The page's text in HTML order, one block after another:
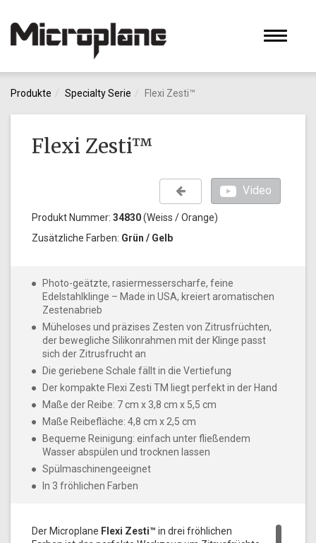
Toggle
Produkte Specialty Serie Flexi Zesti™
Flexi Zesti™
Video
Produkt Nummer: 34830(Weiss / Orange)
Zusätzliche Farben: Grün / Gelb
Photo-geätzte, rasiermesserscharfe, feine
Edelstahlklinge – Made in USA, kreiert aromatischen
Zestenabrieb
Müheloses und präzises Zesten von Zitrusfrüchten,
der bewegliche Silikonrahmen mit der Klinge passt
sich der Zitrusfrucht an
Die geriebene Schale fällt in die Vertiefung
Der kompakte Flexi Zesti TM liegt perfekt in der Hand
Maße der Reibe: 7 cm x 3,8 cm x 5,5 cm
Maße Reibefläche: 4,8 cm x 2,5 cm
Bequeme Reinigung: einfach unter fließendem
Wasser abspülen und trocknen lassen
Spülmaschinengeeignet
In 3 fröhlichen Farben
Der Microplane Flexi Zesti™ in drei fröhlichen